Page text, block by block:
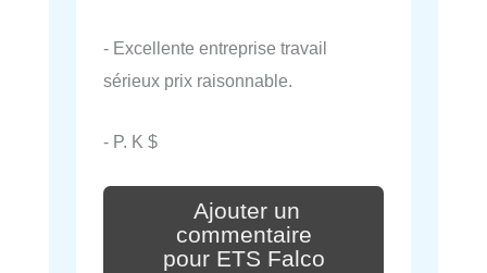
- Excellente entreprise travail
sérieux prix raisonnable.
- P. K $
Ajouter un
commentaire
pour ETS Falco